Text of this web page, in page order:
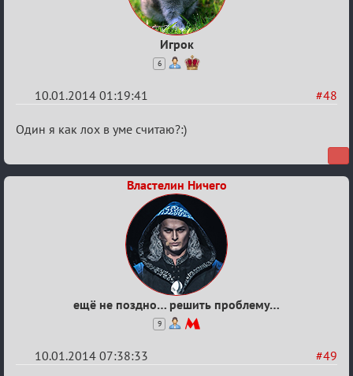
Игрок
6
#48
10.01.2014 01:19:41
Re:
клуб,
Один я как лох в уме считаю?:)
Властелин Ничего
ещё не поздно… решить проблему…
9
#49
10.01.2014 07:38:33